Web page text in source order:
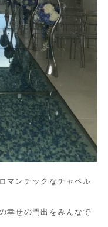
マンチックなチャペル
幸せの門出をみんなで